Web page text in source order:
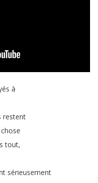
à
restent
chose
tout,
sérieusement